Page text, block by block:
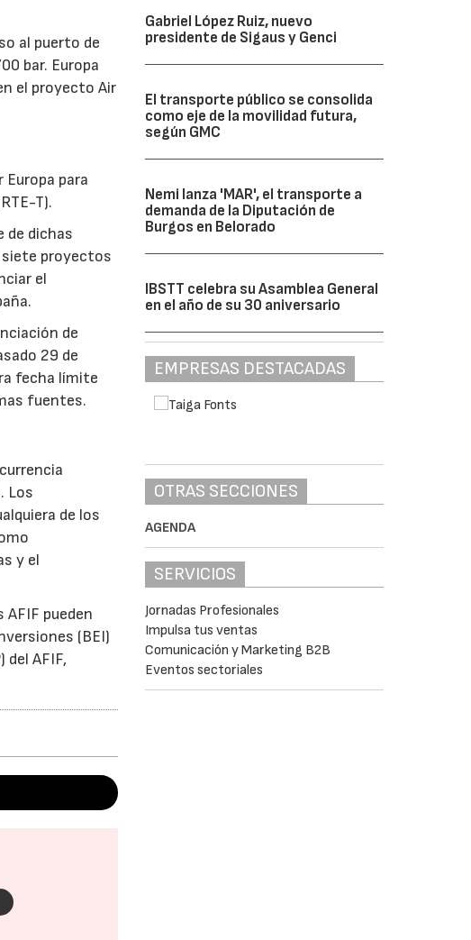
al puerto de
bar. Europa
el proyecto Air
para
T).
de dichas
proyectos
el
de
29 de
fecha límite
fuentes.
Los
de los
y el
pueden
(BEI)
AFIF,
Gabriel López Ruiz, nuevo
presidente de Sigaus y Genci
El transporte público se consolida
como eje de la movilidad futura,
según GMC
Nemi lanza 'MAR', el transporte a
demanda de la Diputación de
Burgos en Belorado
IBSTT celebra su Asamblea General
en el año de su 30 aniversario
EMPRESAS DESTACADAS
OTRAS SECCIONES
AGENDA
SERVICIOS
Jornadas Profesionales
Impulsa tus ventas
Comunicación y Marketing B2B
Eventos sectoriales